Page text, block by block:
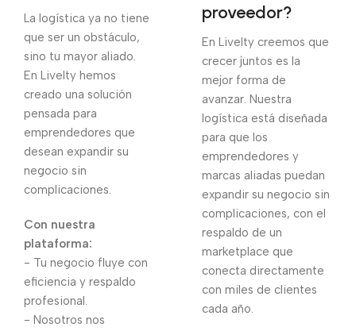
La logística ya no tiene
que ser un obstáculo,
sino tu mayor aliado.
En Livelty hemos
creado una solución
pensada para
emprendedores que
desean expandir su
negocio sin
complicaciones.
Con nuestra
plataforma:
- Tu negocio fluye con
eficiencia y respaldo
profesional.
- Nosotros nos
proveedor?
En Livelty creemos que
crecer juntos es la
mejor forma de
avanzar. Nuestra
logística está diseñada
para que los
emprendedores y
marcas aliadas puedan
expandir su negocio sin
complicaciones, con el
respaldo de un
marketplace que
conecta directamente
con miles de clientes
cada año.